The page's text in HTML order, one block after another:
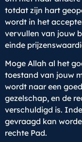
totdat zijn hart
wordt in het
vervullen van jouw
einde
Moge Allah al het
toestand van jouw
wordt naar een
gezelschap, en de
verschuldigd is.
gevraagd kan
rechte Pad.